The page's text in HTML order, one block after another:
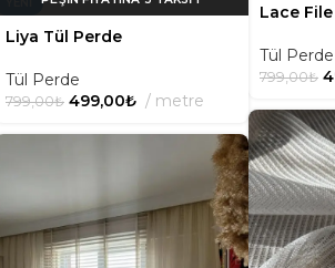
Lace
Tül Perde
799,00₺
Liya Tül Perde
Tül Perde
799,00₺ 499,00₺ metre